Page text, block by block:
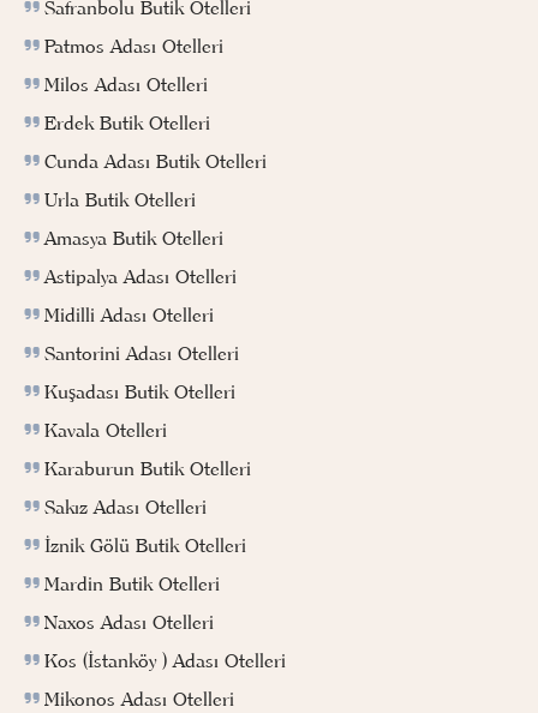
Safranbolu Butik Otelleri
Patmos Adası Otelleri
Milos Adası Otelleri
Erdek Butik Otelleri
Cunda Adası Butik Otelleri
Urla Butik Otelleri
Amasya Butik Otelleri
Astipalya Adası Otelleri
Midilli Adası Otelleri
Santorini Adası Otelleri
Kuşadası Butik Otelleri
Kavala Otelleri
Karaburun Butik Otelleri
Sakız Adası Otelleri
İznik Gölü Butik Otelleri
Mardin Butik Otelleri
Naxos Adası Otelleri
Kos (İstanköy ) Adası Otelleri
Mikonos Adası Otelleri